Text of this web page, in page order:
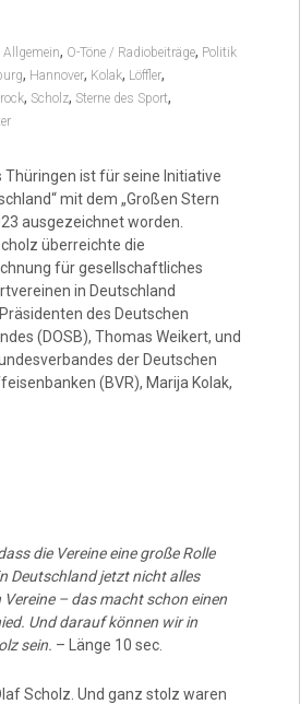
Allgemein, O-Töne / Radiobeiträge, Politik
, Hannover, Kolak, Löffler,
, Scholz, Sterne des Sport,
Thüringen ist für seine Initiative
mit dem „Großen Stern
ausgezeichnet worden.
überreichte die
für gesellschaftliches
in Deutschland
des Deutschen
(DOSB), Thomas Weikert, und
der Deutschen
(BVR), Marija Kolak,
die Vereine eine große Rolle
Deutschland jetzt nicht alles
Vereine – das macht schon einen
Und darauf können wir in
sein. – Länge 10 sec.
Scholz. Und ganz stolz waren